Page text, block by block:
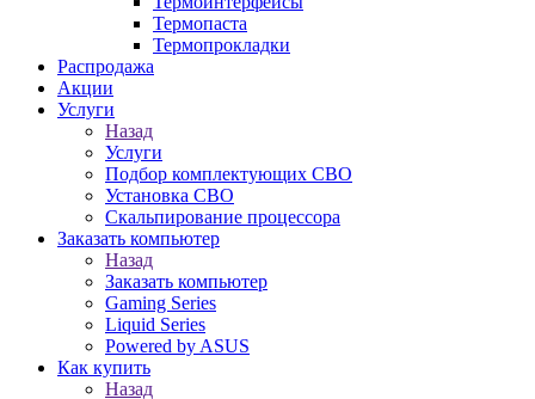
Термопаста
Термопрокладки
Распродажа
Акции
Услуги
Назад
Услуги
Подбор комплектующих СВО
Установка СВО
Скальпирование процессора
Заказать компьютер
Назад
Заказать компьютер
Gaming Series
Liquid Series
Powered by ASUS
Как купить
Назад